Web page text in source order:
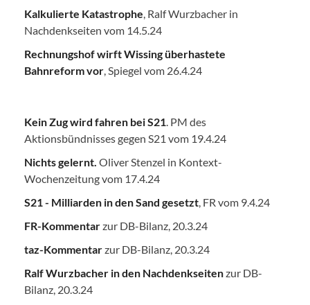
Kalkulierte Katastrophe , Ralf Wurzbacher in
Nachdenkseiten vom 14.5.24
Rechnungshof wirft Wissing überhastete
Bahnreform vor , Spiegel vom 26.4.24
Kein Zug wird fahren bei S21 . PM des
Aktionsbündnisses gegen S21 vom 19.4.24
Nichts gelernt. Oliver Stenzel in Kontext-
Wochenzeitung vom 17.4.24
S21 - Milliarden in den Sand gesetzt , FR vom 9.4.24
FR-Kommentarzur DB-Bilanz, 20.3.24
taz-Kommentarzur DB-Bilanz, 20.3.24
Ralf Wurzbacher in den Nachdenkseitenzur DB-
Bilanz, 20.3.24